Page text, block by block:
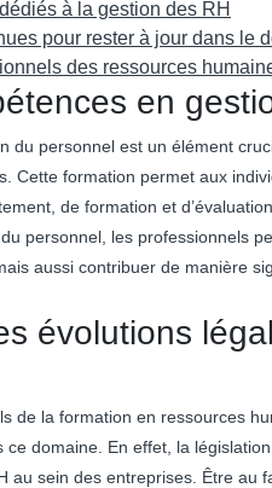
à la gestion des RH
pour rester à jour dans le
des ressources
en
du personnel est un élément
Cette formation permet aux
de formation et
personnel, les professionnels
aussi contribuer de manière
évolutions
de la formation en ressources
domaine. En effet, la
au sein des entreprises. Être au